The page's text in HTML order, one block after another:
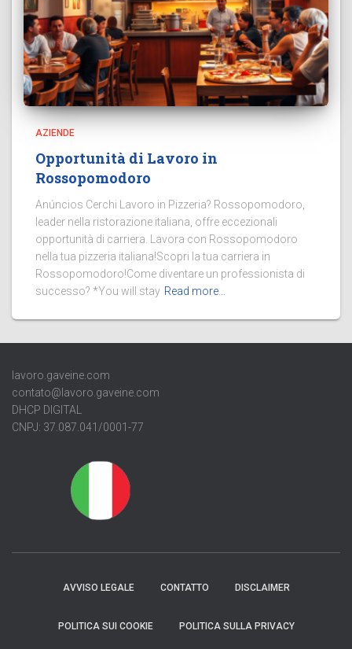
AZIENDE
Opportunità di Lavoro in
Rossopomodoro
Anúncios Cerchi Lavoro in Pizzeria? Rossopomodoro,
leader nella ristorazione italiana, offre eccezionali
opportunità di carriera. Lavora con Rossopomodoro
nella tua pizzeria italiana!Scopri la tua carriera in
Rossopomodoro!Come diventare un professionista di
successo? *You will stay Read more…
lavoro.gaveine.com
contato@lavoro.gaveine.com
DHCP DIGITAL
CNPJ: 37.087.041/0001-77
AVVISO LEGALE CONTATTO DISCLAIMER
POLITICA SUI COOKIE POLITICA SULLA PRIVACY